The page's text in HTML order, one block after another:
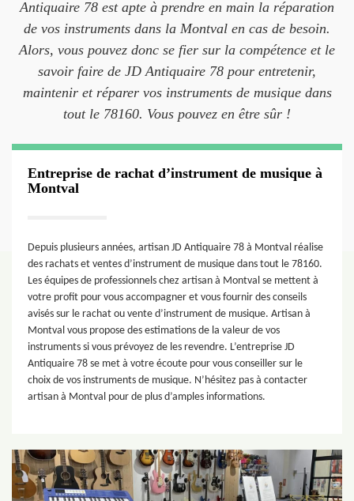
Antiquaire 78 est apte à prendre en main la réparation
de vos instruments dans la Montval en cas de besoin.
Alors, vous pouvez donc se fier sur la compétence et le
savoir faire de JD Antiquaire 78 pour entretenir,
maintenir et réparer vos instruments de musique dans
tout le 78160. Vous pouvez en être sûr !
Entreprise de rachat d’instrument de musique à
Montval
Depuis plusieurs années, artisan JD Antiquaire 78 à Montval réalise
des rachats et ventes d’instrument de musique dans tout le 78160.
Les équipes de professionnels chez artisan à Montval se mettent à
votre profit pour vous accompagner et vous fournir des conseils
avisés sur le rachat ou vente d’instrument de musique. Artisan à
Montval vous propose des estimations de la valeur de vos
instruments si vous prévoyez de les revendre. L’entreprise JD
Antiquaire 78 se met à votre écoute pour vous conseiller sur le
choix de vos instruments de musique. N’hésitez pas à contacter
artisan à Montval pour de plus d’amples informations.